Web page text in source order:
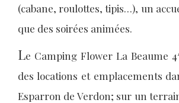
(cabane, roulottes, tipis…), un
que des soirées animées.
Le Camping Flower La Beaume
des locations et emplacements
Esparron de Verdon; sur un